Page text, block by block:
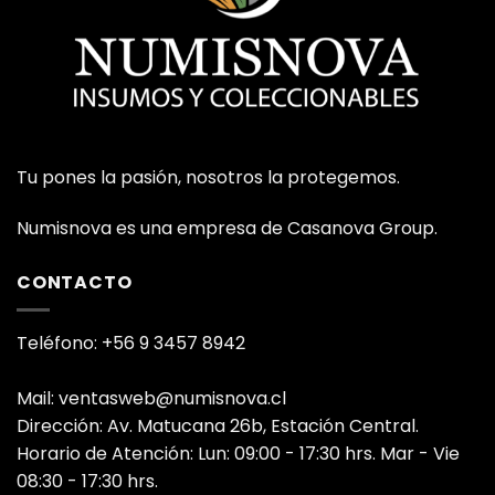
Tu pones la pasión, nosotros la protegemos.
Numisnova es una empresa de Casanova Group.
CONTACTO
Teléfono: +56 9 3457 8942
Mail: ventasweb@numisnova.cl
Dirección: Av. Matucana 26b, Estación Central.
Horario de Atención: Lun: 09:00 - 17:30 hrs. Mar - Vie
08:30 - 17:30 hrs.